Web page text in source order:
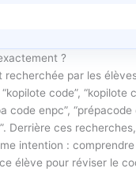
?
recherchée par les
code”, “kopilote
code enpc”,
Derrière ces
intention :
élève pour réviser le